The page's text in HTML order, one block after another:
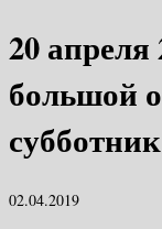
20 апреля
большой
02.04.2019